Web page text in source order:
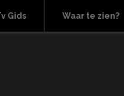
Gids Waar te zien?